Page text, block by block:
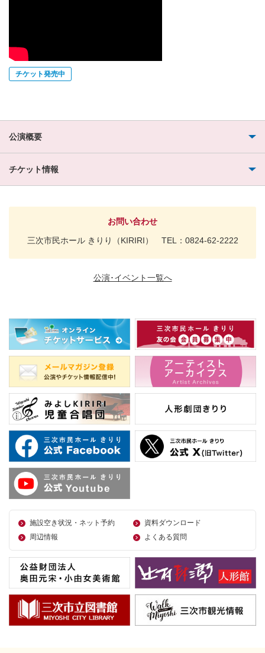
チケット発売中
公演概要
チケット情報
お問い合わせ
三次市民ホール きりり（KIRIRI） TEL：0824-62-2222
公演･イベント一覧へ
施設空き状況・ネット予約
資料ダウンロード
周辺情報
よくある質問